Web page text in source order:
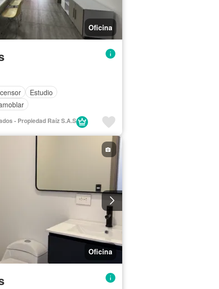
Oficina
Estudio
- Propiedad Raíz S.A.S
Oficina